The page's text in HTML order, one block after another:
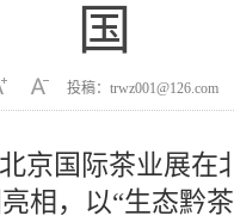
国
投稿：trwz001@126.com
京国际茶业展在
相，以“生态黔